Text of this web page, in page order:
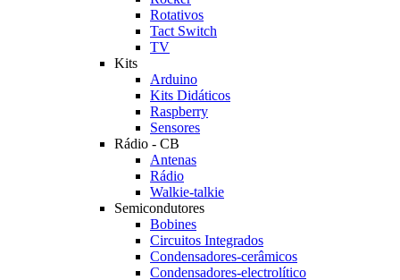
Rotativos
Tact Switch
TV
Kits
Arduino
Kits Didáticos
Raspberry
Sensores
Rádio - CB
Antenas
Rádio
Walkie-talkie
Semicondutores
Bobines
Circuitos Integrados
Condensadores-cerâmicos
Condensadores-electrolítico